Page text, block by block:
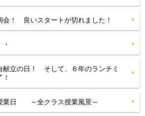
会！ 良いスタートが切れました！
献立の日！ そして、６年のランチミ
業日 ～全クラス授業風景～